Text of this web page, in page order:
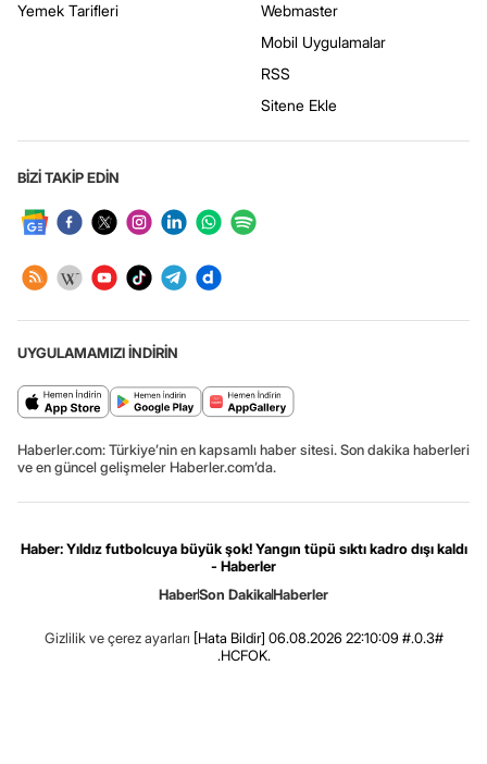
Yemek Tarifleri
Webmaster
Mobil Uygulamalar
RSS
Sitene Ekle
BİZİ TAKİP EDİN
UYGULAMAMIZI İNDİRİN
Haberler.com: Türkiye’nin en kapsamlı haber sitesi. Son dakika haberleri
ve en güncel gelişmeler Haberler.com’da.
Haber: Yıldız futbolcuya büyük şok! Yangın tüpü sıktı kadro dışı kaldı
- Haberler
HaberSon DakikaHaberler
Gizlilik ve çerez ayarları [Hata Bildir] 06.08.2026 22:10:09 #.0.3#
.HCFOK.